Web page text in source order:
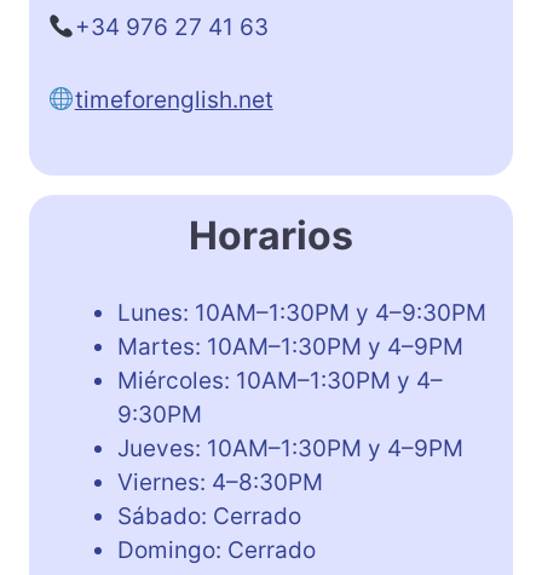
+34 976 27 41 63
timeforenglish.net
Horarios
Lunes: 10AM–1:30PM y 4–9:30PM
Martes: 10AM–1:30PM y 4–9PM
Miércoles: 10AM–1:30PM y 4–
9:30PM
Jueves: 10AM–1:30PM y 4–9PM
Viernes: 4–8:30PM
Sábado: Cerrado
Domingo: Cerrado